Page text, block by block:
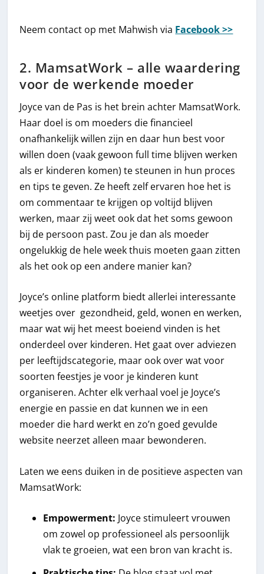
Neem contact op met Mahwish via Facebook >>
2. MamsatWork – alle waardering
voor de werkende moeder
Joyce van de Pas is het brein achter MamsatWork.
Haar doel is om moeders die financieel
onafhankelijk willen zijn en daar hun best voor
willen doen (vaak gewoon full time blijven werken
als er kinderen komen) te steunen in hun proces
en tips te geven. Ze heeft zelf ervaren hoe het is
om commentaar te krijgen op voltijd blijven
werken, maar zij weet ook dat het soms gewoon
bij de persoon past. Zou je dan als moeder
ongelukkig de hele week thuis moeten gaan zitten
als het ook op een andere manier kan?
Joyce’s online platform biedt allerlei interessante
weetjes over gezondheid, geld, wonen en werken,
maar wat wij het meest boeiend vinden is het
onderdeel over kinderen. Het gaat over adviezen
per leeftijdscategorie, maar ook over wat voor
soorten feestjes je voor je kinderen kunt
organiseren. Achter elk verhaal voel je Joyce’s
energie en passie en dat kunnen we in een
moeder die hard werkt en zo’n goed gevulde
website neerzet alleen maar bewonderen.
Laten we eens duiken in de positieve aspecten van
MamsatWork:
Empowerment: Joyce stimuleert vrouwen
om zowel op professioneel als persoonlijk
vlak te groeien, wat een bron van kracht is.